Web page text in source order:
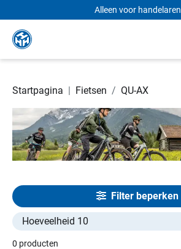
Ga naar de hoofdinhoud
Alleen voor handelaren
Startpagina | Fietsen / QU-AX
Filter beperken
0 producten
Select limit